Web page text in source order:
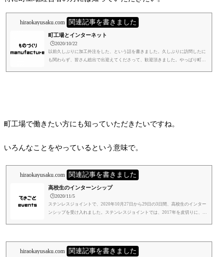
hiraokayusaku.com 関連記事を書きました
町工場とインターネット
🕒️2020/10/22
以前久しぶりに加工外注をした、という話を書きました。久しぶりに訪問したに
も関わらず、皆さん総出で出迎えてくださって、歓迎頂きました。やっぱり町工
町工場で働きたい方にも知っていただきたいですね。
いろんなことをやっているという意味で。
hiraokayusaku.com 関連記事を書きました
高校生のインターンシップ
🕒️2020/11/5
ステンレスジョイントで、2020年10月27日から29日の3日間、高校生のインター
ンシップを受け入れました。ステンレスジョイントでは、2017年を皮切りに、兵
うよりも、体験というか見学に近いものです。数を重ねるごとに、ノウハウとい
うほど大層なものではないんですが、少しずつ内容の濃さとか、視野が広が...
hiraokayusaku.com 関連記事を書きました